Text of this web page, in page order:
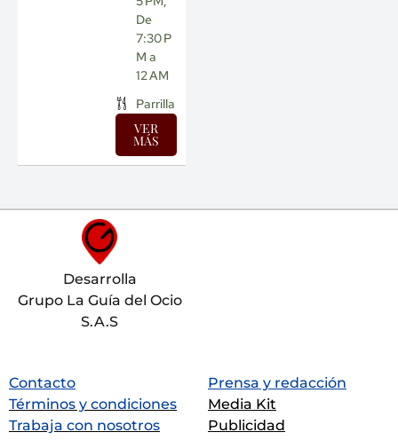
De
7:30 P
M a
12 AM
Parrilla
VER
MÁS
Desarrolla
Grupo La Guía del Ocio
S.A.S
Contacto
Términos y condiciones
Trabaja con nosotros
Prensa y redacción
Media Kit
Publicidad